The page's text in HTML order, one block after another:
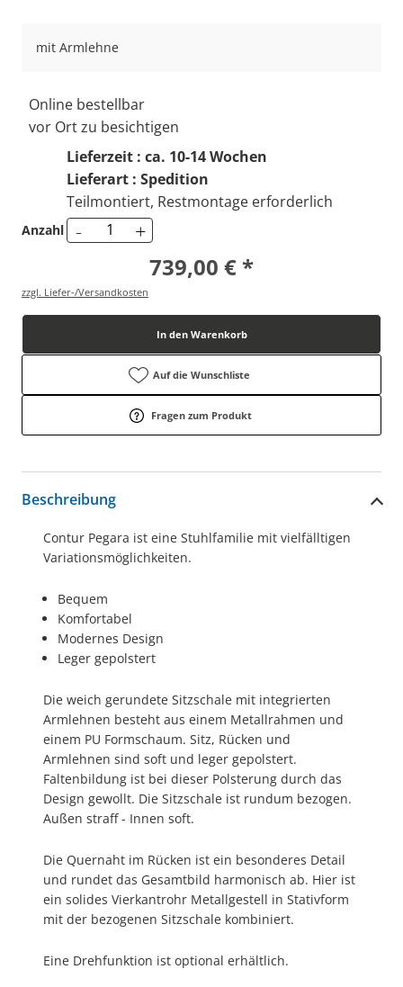
mit Armlehne
Online bestellbar
vor Ort zu besichtigen
Lieferzeit : ca. 10-14 Wochen
Lieferart : Spedition
Teilmontiert, Restmontage erforderlich
Anzahl - +
739,00 € *
zzgl. Liefer-/Versandkosten
In den Warenkorb
Auf die Wunschliste
Fragen zum Produkt
Beschreibung
Contur Pegara ist eine Stuhlfamilie mit vielfälltigen
Variationsmöglichkeiten.
Bequem
Komfortabel
Modernes Design
Leger gepolstert
Die weich gerundete Sitzschale mit integrierten
Armlehnen besteht aus einem Metallrahmen und
einem PU Formschaum. Sitz, Rücken und
Armlehnen sind soft und leger gepolstert.
Faltenbildung ist bei dieser Polsterung durch das
Design gewollt. Die Sitzschale ist rundum bezogen.
Außen straff - Innen soft.
Die Quernaht im Rücken ist ein besonderes Detail
und rundet das Gesamtbild harmonisch ab. Hier ist
ein solides Vierkantrohr Metallgestell in Stativform
mit der bezogenen Sitzschale kombiniert.
Eine Drehfunktion ist optional erhältlich.